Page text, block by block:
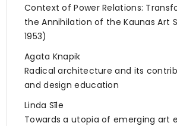
Context of Power Relations:
the Annihilation of the Kaunas Art
1953)
Agata Knapik
Radical architecture and its
and design education
Linda Sīle
Towards a utopia of emerging art